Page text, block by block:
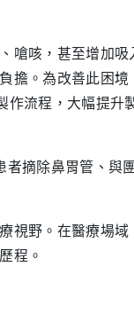
嗆咳，甚至增加吸
擔。為改善此困境
作流程，大幅提升
摘除鼻胃管、與
視野。在醫療場域
程。